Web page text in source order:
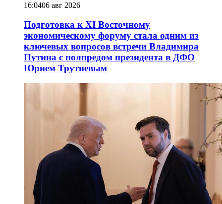
16:0406 авг 2026
Подготовка к XI Восточному
экономическому форуму стала одним из
ключевых вопросов встречи Владимира
Путина с полпредом президента в ДФО
Юрием Трутневым